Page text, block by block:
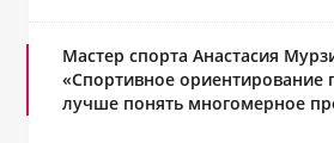
Мастер спорта Анастасия
«Спортивное ориентирование
лучше понять многомерное